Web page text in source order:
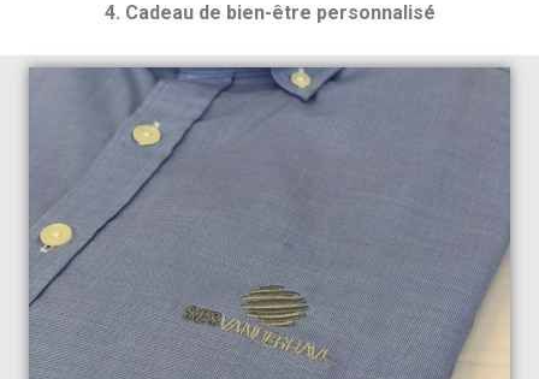
4. Cadeau de bien-être personnalisé